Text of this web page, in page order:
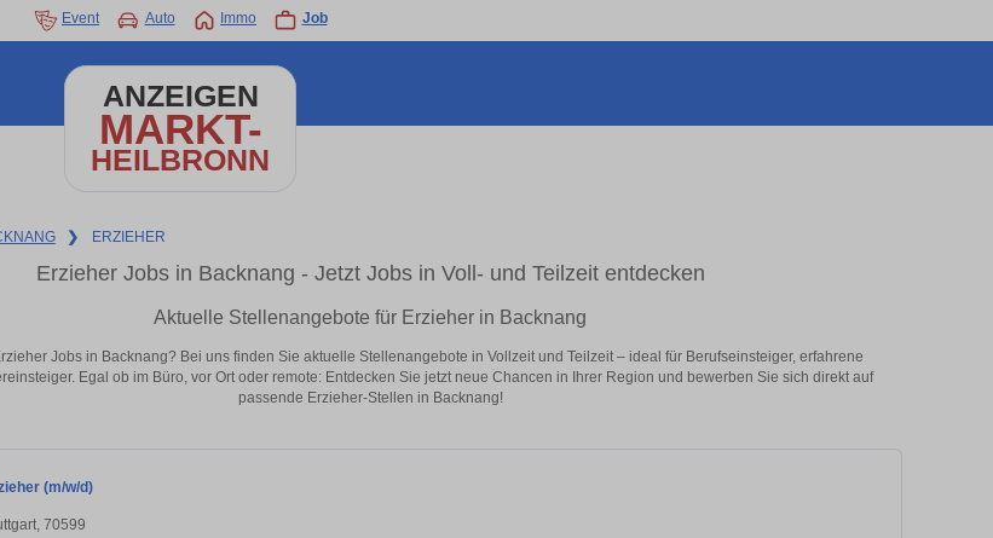
Event Auto Immo Job
ANZEIGEN
MARKT-
HEILBRONN
❯ ERZIEHER
Erzieher Jobs in Backnang - Jetzt Jobs in Voll- und Teilzeit entdecken
Aktuelle Stellenangebote für Erzieher in Backnang
Jobs in Backnang? Bei uns finden Sie aktuelle Stellenangebote in Vollzeit und Teilzeit – ideal für Berufseinsteiger, erfahrene
Egal ob im Büro, vor Ort oder remote: Entdecken Sie jetzt neue Chancen in Ihrer Region und bewerben Sie sich direkt auf
passende Erzieher-Stellen in Backnang!
(m/w/d)
70599